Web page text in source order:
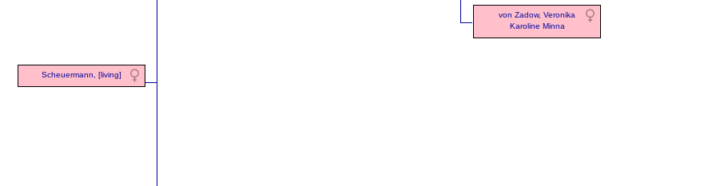
Scheuermann, [living]
von Zadow, Veronika
Karoline Minna